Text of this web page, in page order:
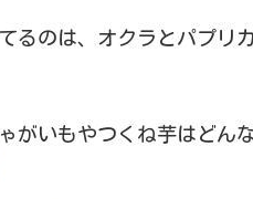
るのは、オクラとパプリ
がいもやつくね芋はどん